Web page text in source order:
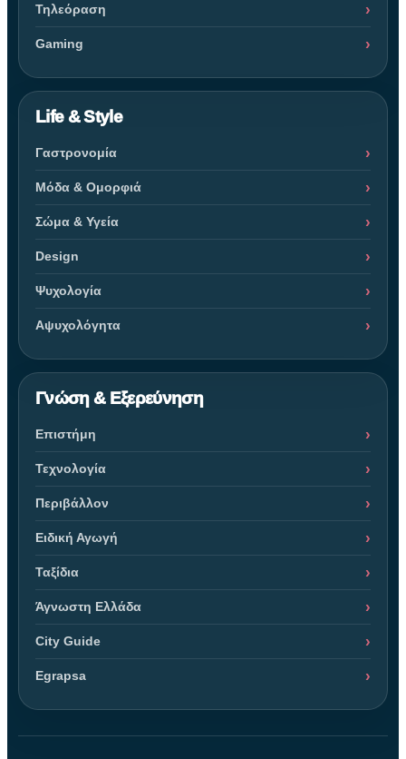
Τηλεόραση
Gaming
Life & Style
Γαστρονομία
Μόδα & Ομορφιά
Σώμα & Υγεία
Design
Ψυχολογία
Αψυχολόγητα
Γνώση & Εξερεύνηση
Επιστήμη
Τεχνολογία
Περιβάλλον
Ειδική Αγωγή
Ταξίδια
Άγνωστη Ελλάδα
City Guide
Egrapsa